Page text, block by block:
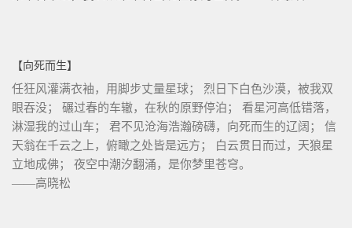
【向死而生】
任狂风灌满衣袖，用脚步丈量星球； 烈日下白色沙漠，被我双
眼吞没； 碾过春的车辙，在秋的原野停泊； 看星河高低错落，
淋湿我的过山车； 君不见沧海浩瀚磅礴，向死而生的辽阔； 信
天翁在千云之上，俯瞰之处皆是远方； 白云贯日而过，天狼星
立地成佛； 夜空中潮汐翻涌，是你梦里苍穹。
——高晓松